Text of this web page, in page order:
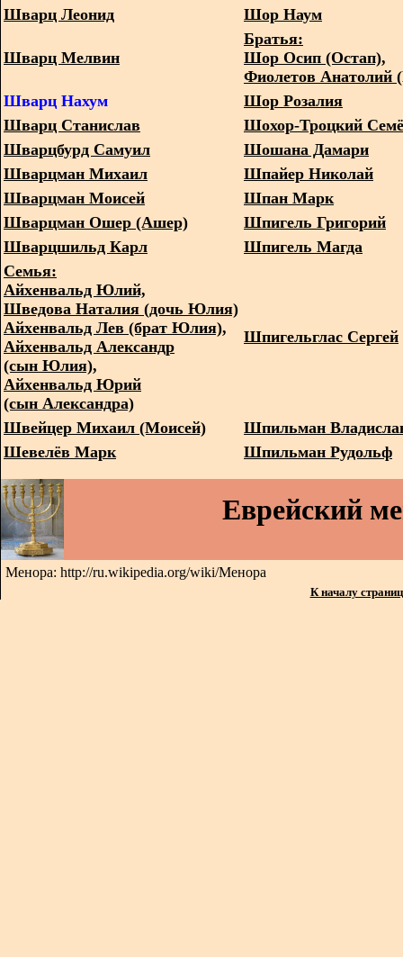
Шварц Леонид
Шор Наум
Шварц Мелвин
Братья:
Шор Осип (Остап),
Фиолетов Анатолий
Шварц Нахум
Шор Розалия
Шварц Станислав
Шохор-Троцкий
Шварцбурд Самуил
Шошана Дамари
Шварцман Михаил
Шпайер Николай
Шварцман Моисей
Шпан Марк
Шварцман Ошер (Ашер)
Шпигель Григорий
Шварцшильд Карл
Шпигель Магда
Семья:
Айхенвальд Юлий,
Шведова Наталия (дочь Юлия)
Айхенвальд Лев (брат Юлия),
Айхенвальд Александр
(сын Юлия),
Айхенвальд Юрий
(сын Александра)
Шпигельглас Сергей
Швейцер Михаил (Моисей)
Шпильман
Шевелёв Марк
Шпильман Рудольф
Еврейский
Менора: http://ru.wikipedia.org/wiki/Менора
К началу